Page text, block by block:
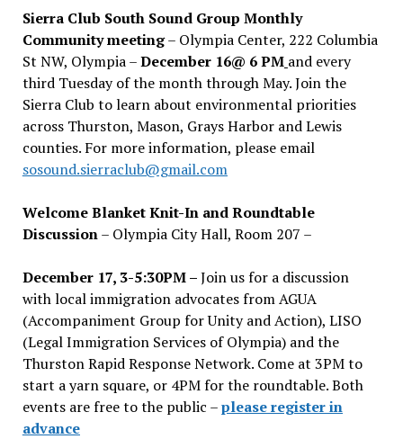
Sierra Club South Sound Group Monthly
Community meeting– Olympia Center, 222 Columbia
St NW, Olympia –December 16@ 6 PM and every
third Tuesday of the month through May. Join the
Sierra Club to learn about environmental priorities
across Thurston, Mason, Grays Harbor and Lewis
counties. For more information, please email
sosound.sierraclub@gmail.com
Welcome Blanket Knit-In and Roundtable
Discussion– Olympia City Hall, Room 207 –
December 17, 3-5:30PM –Join us for a discussion
with local immigration advocates from AGUA
(Accompaniment Group for Unity and Action), LISO
(Legal Immigration Services of Olympia) and the
Thurston Rapid Response Network. Come at 3PM to
start a yarn square, or 4PM for the roundtable. Both
events are free to the public –please register in
advance